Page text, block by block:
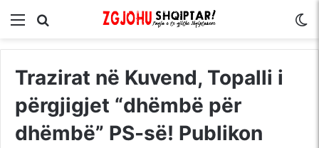
Menu
Trazirat në Kuvend, Topalli i
përgjigjet “dhëmbë për
dhëmbë” PS-së! Publikon